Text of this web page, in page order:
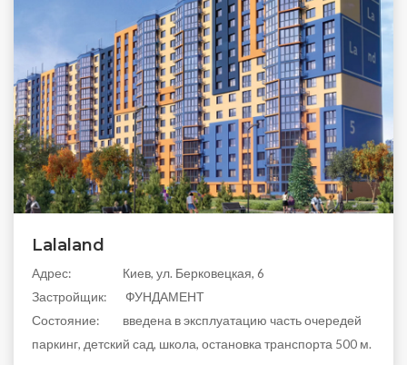
Lalaland
Aдрес:
Киев, ул. Берковецкая, 6
Застройщик:
ФУНДАМЕНТ
Состояние:
введена в эксплуатацию часть очередей
паркинг, детский сад, школа, остановка транспорта 500 м.